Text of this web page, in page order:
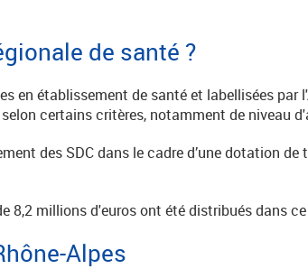
de santé ?
en établissement de santé et labellisées par
certains critères, notamment de niveau
des SDC dans le cadre d’une dotation
8,2 millions d'euros ont été distribués dans
Alpes